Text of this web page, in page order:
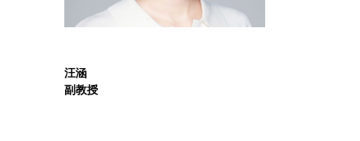
汪涵
副教授